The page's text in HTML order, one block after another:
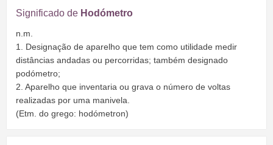
Significado de Hodómetro
n.m.
1. Designação de aparelho que tem como utilidade medir
distâncias andadas ou percorridas; também designado
podómetro;
2. Aparelho que inventaria ou grava o número de voltas
realizadas por uma manivela.
(Etm. do grego: hodómetron)